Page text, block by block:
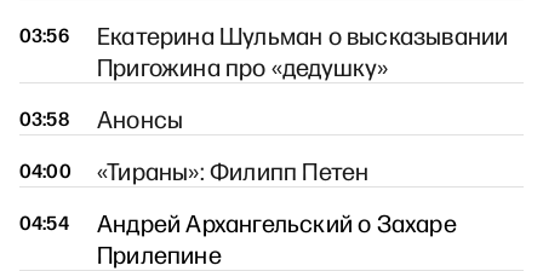
03:56
Екатерина Шульман о высказывании
Пригожина про «дедушку»
03:58 Анонсы
04:00 «Тираны»: Филипп Петен
04:54
Андрей Архангельский о Захаре
Прилепине